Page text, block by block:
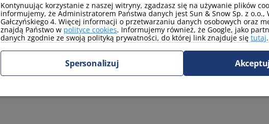
Kontynuując korzystanie z naszej witryny, zgadzasz się na używanie plików
informujemy, że Administratorem Państwa danych jest Sun & Snow Sp. z o.o.,
Gałczyńskiego 4. Więcej informacji o przetwarzaniu danych osobowych oraz
znajdą Państwo w polityce cookies. Informujemy również, że Google, jako
danych zgodnie ze swoją polityką prywatności, do której link znajduje się tutaj.
Spersonalizuj